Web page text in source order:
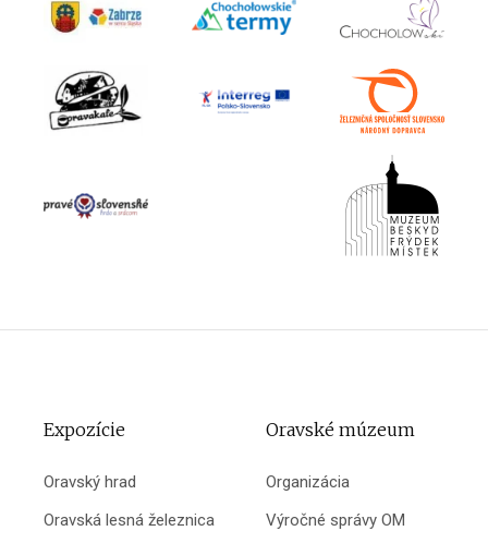
Expozície
Oravský hrad
Oravská lesná železnica
Oravské múzeum
Organizácia
Výročné správy OM